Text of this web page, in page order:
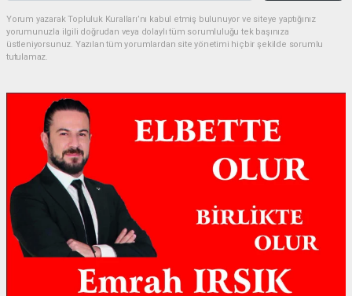
Yorum yazarak Topluluk Kuralları’nı kabul etmiş bulunuyor ve siteye yaptığınız
yorumunuzla ilgili doğrudan veya dolaylı tüm sorumluluğu tek başınıza
üstleniyorsunuz. Yazılan tüm yorumlardan site yönetimi hiçbir şekilde sorumlu
tutulamaz.